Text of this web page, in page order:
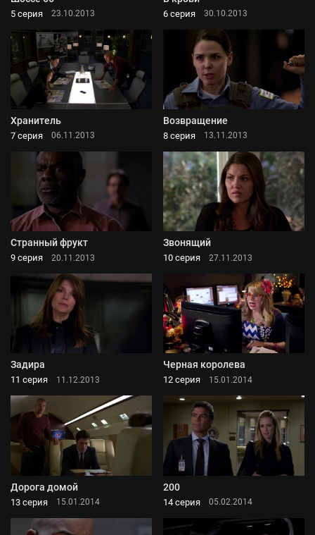
5 серия 23.10.2013 6 серия 30.10.2013
Хранитель
7 серия 06.11.2013
Возвращение
8 серия 13.11.2013
Странный фрукт
9 серия 20.11.2013
Звонящий
10 серия 27.11.2013
Задира
11 серия 11.12.2013
Черная королева
12 серия 15.01.2014
Дорога домой
13 серия 15.01.2014
200
14 серия 05.02.2014